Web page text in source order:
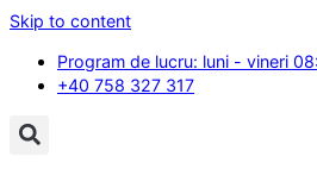
Skip to content
Program de lucru: luni - vineri
+40 758 327 317